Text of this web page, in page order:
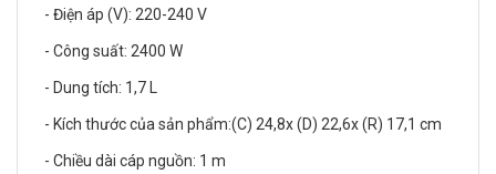
- Điện áp (V): 220-240 V
- Công suất: 2400 W
- Dung tích: 1,7 L
- Kích thước của sản phẩm:(C) 24,8x (D) 22,6x (R) 17,1 cm
- Chiều dài cáp nguồn: 1 m